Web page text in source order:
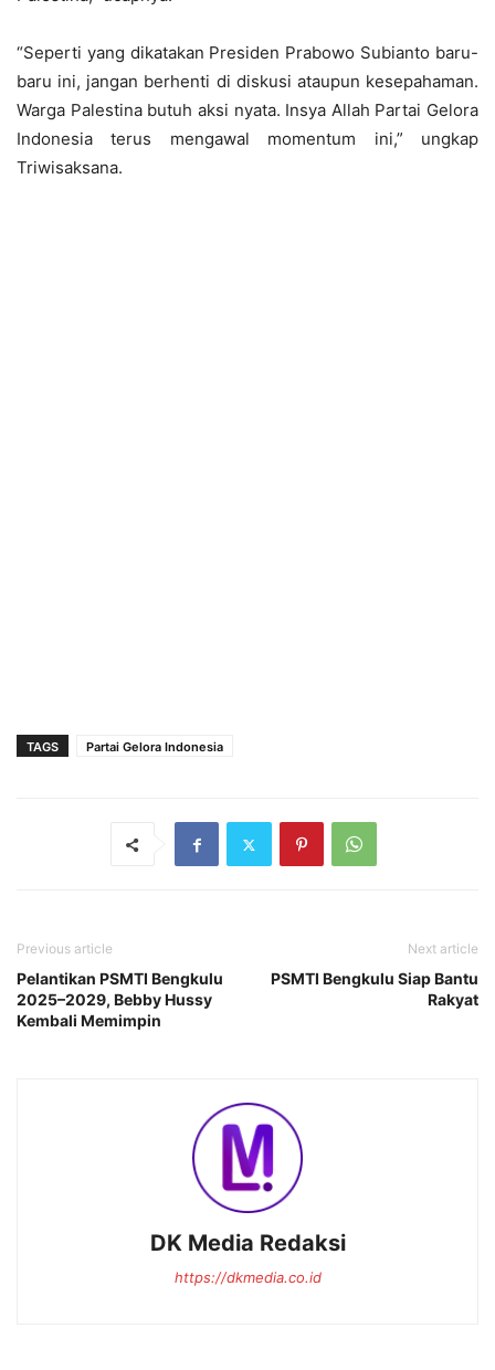
“Seperti yang dikatakan Presiden Prabowo Subianto baru-
baru ini, jangan berhenti di diskusi ataupun kesepahaman.
Warga Palestina butuh aksi nyata. Insya Allah Partai Gelora
Indonesia terus mengawal momentum ini,” ungkap
Triwisaksana.
TAGS Partai Gelora Indonesia
Previous article
Pelantikan PSMTI Bengkulu
2025–2029, Bebby Hussy
Kembali Memimpin
Next article
PSMTI Bengkulu Siap Bantu
Rakyat
DK Media Redaksi
https://dkmedia.co.id